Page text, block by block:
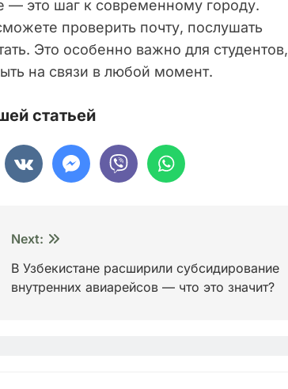
— это шаг к современному городу.
проверить почту, послушать
Это особенно важно для студентов,
на связи в любой момент.
статьей
Next:
В Узбекистане расширили субсидирование
внутренних авиарейсов — что это значит?